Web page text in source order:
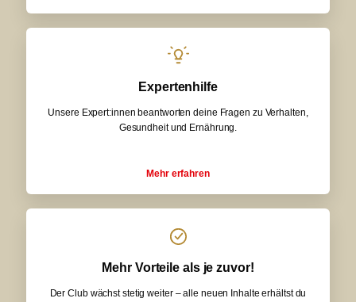
Expertenhilfe
Unsere Expert:innen beantworten deine Fragen zu Verhalten,
Gesundheit und Ernährung.
Mehr erfahren
Mehr Vorteile als je zuvor!
Der Club wächst stetig weiter – alle neuen Inhalte erhältst du